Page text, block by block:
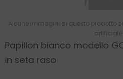
Alcune immagini di questo prodotto
artificiale.
Papillon bianco modello
in seta raso